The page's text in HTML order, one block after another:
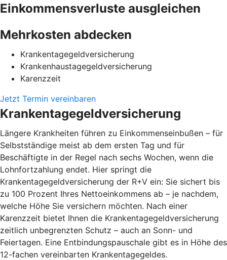
Einkommensverluste ausgleichen
Mehrkosten abdecken
Krankentagegeldversicherung
Krankenhaustagegeldversicherung
Karenzzeit
Jetzt Termin vereinbaren
Krankentagegeldversicherung
Längere Krankheiten führen zu Einkommenseinbußen – für
Selbstständige meist ab dem ersten Tag und für
Beschäftigte in der Regel nach sechs Wochen, wenn die
Lohnfortzahlung endet. Hier springt die
Krankentagegeldversicherung der R+V ein: Sie sichert bis
zu 100 Prozent Ihres Nettoeinkommens ab – je nachdem,
welche Höhe Sie versichern möchten. Nach einer
Karenzzeit bietet Ihnen die Krankentagegeldversicherung
zeitlich unbegrenzten Schutz – auch an Sonn- und
Feiertagen. Eine Entbindungspauschale gibt es in Höhe des
12-fachen vereinbarten Krankentagegeldes.